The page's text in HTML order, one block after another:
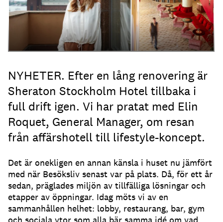
NYHETER. Efter en lång renovering är
Sheraton Stockholm Hotel tillbaka i
full drift igen. Vi har pratat med Elin
Roquet, General Manager, om resan
från affärshotell till lifestyle-koncept.
Det är onekligen en annan känsla i huset nu jämfört
med när Besöksliv senast var på plats. Då, för ett år
sedan, präglades miljön av tillfälliga lösningar och
etapper av öppningar. Idag möts vi av en
sammanhållen helhet: lobby, restaurang, bar, gym
och sociala ytor som alla bär samma idé om vad